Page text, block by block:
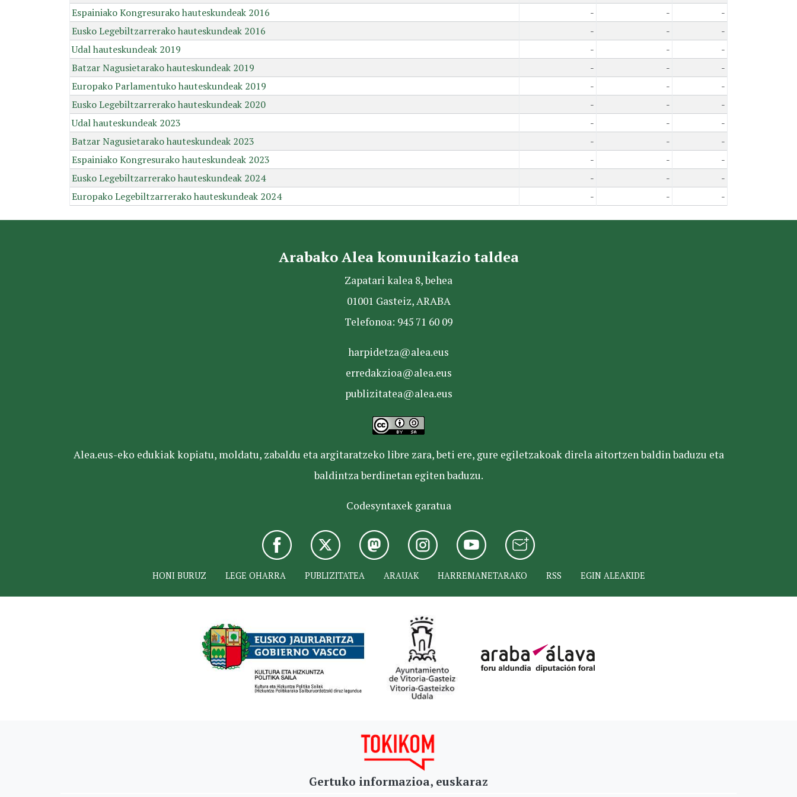
Espainiako Kongresurako hauteskundeak 2016
- -
-
Eusko Legebiltzarrerako hauteskundeak 2016
- -
-
Udal hauteskundeak 2019
- -
-
Batzar Nagusietarako hauteskundeak 2019
- -
-
Europako Parlamentuko hauteskundeak 2019
- -
-
Eusko Legebiltzarrerako hauteskundeak 2020
- -
-
Udal hauteskundeak 2023
- -
-
Batzar Nagusietarako hauteskundeak 2023
- -
-
Espainiako Kongresurako hauteskundeak 2023
- -
-
Eusko Legebiltzarrerako hauteskundeak 2024
- -
-
Europako Legebiltzarrerako hauteskundeak 2024
- - -
Arabako Alea komunikazio taldea
Zapatari kalea 8, behea
01001 Gasteiz, ARABA
Telefonoa: 945 71 60 09
harpidetza@alea.eus
erredakzioa@alea.eus
publizitatea@alea.eus
Alea.eus-eko edukiak kopiatu, moldatu, zabaldu eta argitaratzeko libre zara, beti ere, gure egiletzakoak direla aitortzen baldin baduzu eta
baldintza berdinetan egiten baduzu.
Codesyntaxek garatua
HONI BURUZ LEGE OHARRA PUBLIZITATEA ARAUAK HARREMANETARAKO RSS EGIN ALEAKIDE
Gertuko informazioa, euskaraz